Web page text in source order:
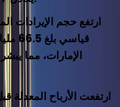
ارتفع حجم الإيرادات
الإمارات، مما
ارتفعت الأرباح المعدلة